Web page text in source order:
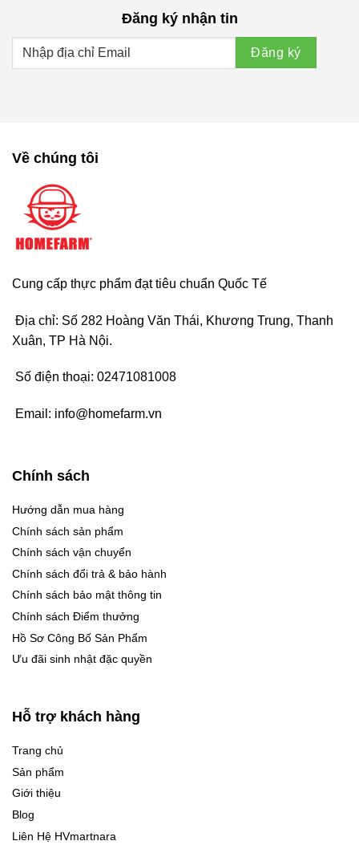
Đăng ký nhận tin
Về chúng tôi
Cung cấp thực phẩm đạt tiêu chuẩn Quốc Tế
Địa chỉ: Số 282 Hoàng Văn Thái, Khương Trung, Thanh
Xuân, TP Hà Nội.
Số điện thoại: 02471081008
Email: info@homefarm.vn
Chính sách
Hướng dẫn mua hàng
Chính sách sản phẩm
Chính sách vận chuyển
Chính sách đổi trả & bảo hành
Chính sách bảo mật thông tin
Chính sách Điểm thưởng
Hồ Sơ Công Bố Sản Phẩm
Ưu đãi sinh nhật đặc quyền
Hỗ trợ khách hàng
Trang chủ
Sản phẩm
Giới thiệu
Blog
Liên Hệ HVmartnara